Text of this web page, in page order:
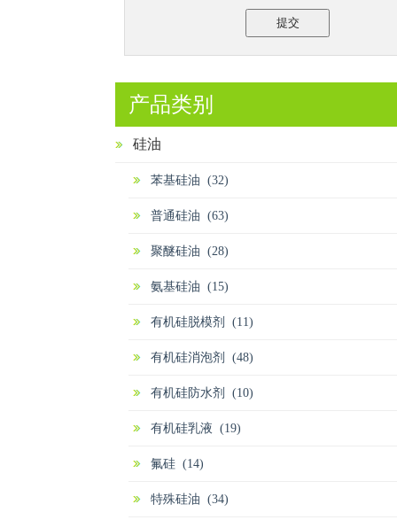
提交
产品类别
硅油
苯基硅油 (32)
普通硅油 (63)
聚醚硅油 (28)
氨基硅油 (15)
有机硅脱模剂 (11)
有机硅消泡剂 (48)
有机硅防水剂 (10)
有机硅乳液 (19)
氟硅 (14)
特殊硅油 (34)